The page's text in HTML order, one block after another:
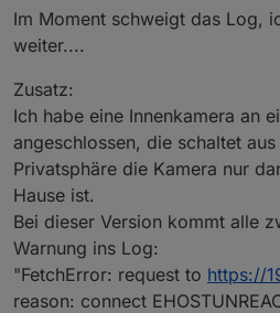
tapo.0
2023-09-16
2023-09-16
tapo.0
2023-09-16
tapo.0
Im Moment schweigt das Log,
weiter....
Zusatz:
Ich habe eine Innenkamera an
angeschlossen, die schaltet
Privatsphäre die Kamera nur
Hause ist.
Bei dieser Version kommt alle
Warnung ins Log:
"FetchError: request to https://
reason: connect